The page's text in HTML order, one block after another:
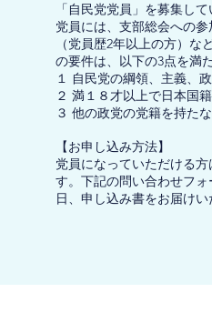
「自民党党員」を募集して
党員には、支部総会への
（党員歴2年以上の方）
の要件は、以下の3点を満
１ 自民党の綱領、主義、
２ 満１８才以上で日本国
３ 他の政党の党籍を持た
【お申し込み方法】
党員になっていただける
す。下記の問い合わせフ
日、申し込み書をお届けい